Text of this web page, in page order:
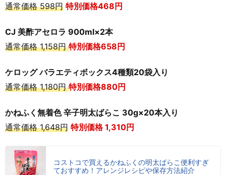
通常価格 598円 特別価格468円
CJ 美酢アセロラ 900ml×2本
通常価格 1,158円特別価格658円
ケロッグ バラエティボックス4種類20袋入り
通常価格 1,180円特別価格880円
かねふく無着色 辛子明太ばらこ 30g×20本入り
通常価格 1,648円 特別価格 1,310円
コストコで買えるかねふくの明太ばらこ便利すぎ
ておすすめ！アレンジレシピや保存方法紹介